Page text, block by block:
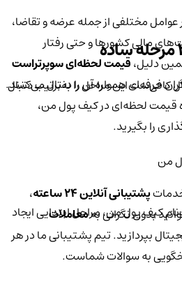
مختلفی از جمله عرضه و تقاضا،
مالی کشورها و حتی رفتار
دلیل،قیمت لحظه‌ای سوپرتراست
حرفه‌ای همواره آن را دنبال می‌کنند.
قیمت لحظه‌ای در کیف پول من،
را بگیرید.
پشتیبانی آنلاین ۲۴ ساعته
،
بدون نگرانی بهمعاملات
بپردازید. تیم پشتیبانی ما در هر
به سوالات شماست.
کافی‌ست این مراحل را به‌ترتیب دنبال
کیف‌ پول من، مراحل ابتدایی ایجاد